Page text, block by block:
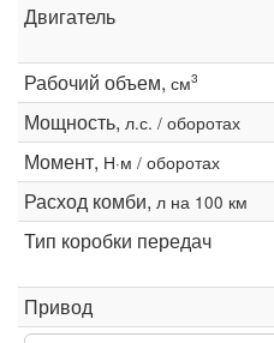
Двигатель
Рабочий объем, см3
Мощность, л.с. / оборотах
Момент, Н·м / оборотах
Расход комби, л на 100 км
Тип коробки передач
Привод